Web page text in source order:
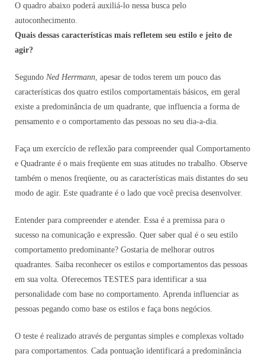
O quadro abaixo poderá auxiliá-lo nessa busca pelo
autoconhecimento.
Quais dessas características mais refletem seu estilo e jeito de
agir?
Segundo Ned Herrmann, apesar de todos terem um pouco das
características dos quatro estilos comportamentais básicos, em geral
existe a predominância de um quadrante, que influencia a forma de
pensamento e o comportamento das pessoas no seu dia-a-dia.
Faça um exercício de reflexão para compreender qual Comportamento
e Quadrante é o mais freqüente em suas atitudes no trabalho. Observe
também o menos freqüente, ou as características mais distantes do seu
modo de agir. Este quadrante é o lado que você precisa desenvolver.
Entender para compreender e atender. Essa é a premissa para o
sucesso na comunicação e expressão. Quer saber qual é o seu estilo
comportamento predominante? Gostaria de melhorar outros
quadrantes. Saiba reconhecer os estilos e comportamentos das pessoas
em sua volta. Oferecemos TESTES para identificar a sua
personalidade com base no comportamento. Aprenda influenciar as
pessoas pegando como base os estilos e faça bons negócios.
O teste é realizado através de perguntas simples e complexas voltado
para comportamentos. Cada pontuação identificará a predominância